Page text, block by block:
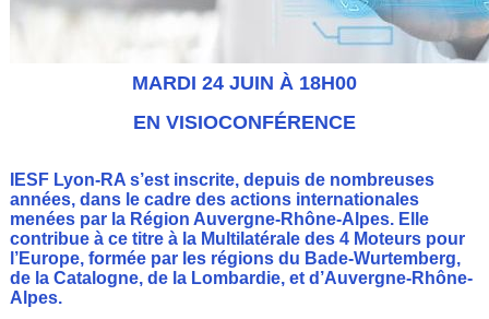
MARDI 24 JUIN À 18H00
EN VISIOCONFÉRENCE
IESF Lyon-RA s’est inscrite, depuis de nombreuses
années, dans le cadre des actions internationales
menées par la Région Auvergne-Rhône-Alpes. Elle
contribue à ce titre à la Multilatérale des 4 Moteurs pour
l’Europe, formée par les régions du Bade-Wurtemberg,
de la Catalogne, de la Lombardie, et d’Auvergne-Rhône-
Alpes.